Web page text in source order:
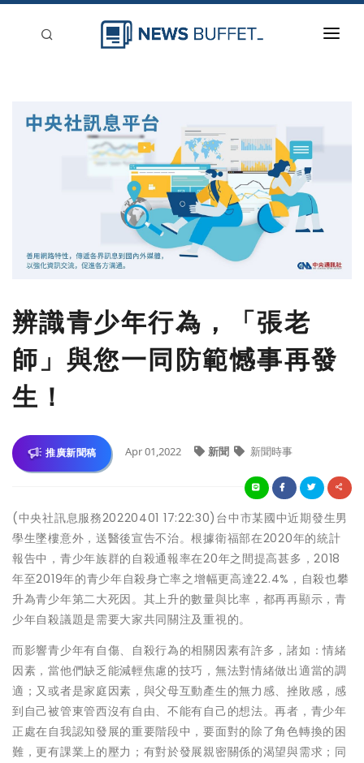
辨識青少年行為，「張老
師」與您一同防範憾事再發
生！
推廣新聞稿 Apr 01,2022 新聞 新聞時事
(中央社訊息服務20220401 17:22:30)台中市某國中近期發生男
學生墜樓意外，送醫後宣告不治。根據衛福部在2020年的統計
報告中，青少年族群的自殺通報率在20年之間提高甚多，2018
年至2019年的青少年自殺身亡率之增幅更高達22.4%，自殺也攀
升為青少年第二大死因。其上升的數量與比率，都再再顯示，青
少年自殺議題是需要大家共同關注及重視的。
而影響青少年有自傷、自殺行為的相關因素有許多，諸如：情緒
因素，當他們缺乏能減輕焦慮的技巧，無法對情緒做出適當的調
適；又或者是家庭因素，與父母互動產生的無力感、挫敗感，感
到自己被管東管西沒有自由、不能有自己的想法。再者，青少年
正處在自我認知發展的重要階段中，要面對的除了角色轉換的困
難，更有課業上的壓力；有對於發展親密關係的渴望與需求；同